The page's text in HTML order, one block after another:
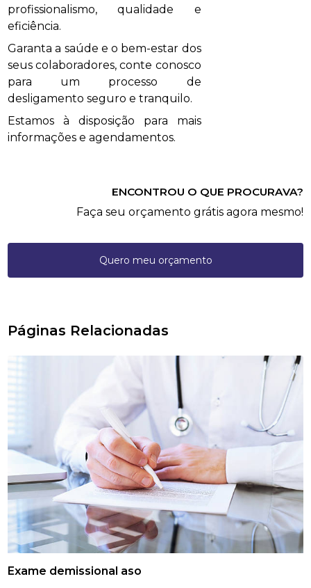
profissionalismo, qualidade e
eficiência.
Garanta a saúde e o bem-estar dos
seus colaboradores, conte conosco
para um processo de
desligamento seguro e tranquilo.
Estamos à disposição para mais
informações e agendamentos.
ENCONTROU O QUE PROCURAVA?
Faça seu orçamento grátis agora mesmo!
Quero meu orçamento
Páginas Relacionadas
Exame demissional aso